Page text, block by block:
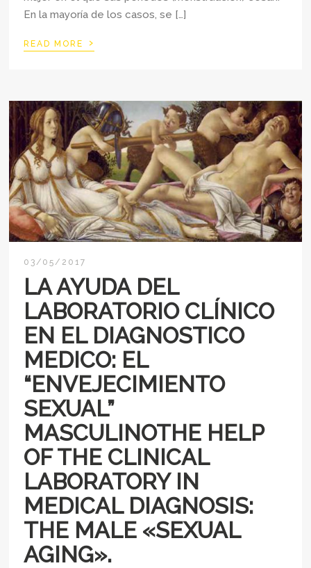
En la mayoría de los casos, se […]
READ MORE ›
03/05/2017
LA AYUDA DEL
LABORATORIO CLÍNICO
EN EL DIAGNOSTICO
MEDICO: EL
“ENVEJECIMIENTO
SEXUAL”
MASCULINOTHE HELP
OF THE CLINICAL
LABORATORY IN
MEDICAL DIAGNOSIS:
THE MALE «SEXUAL
AGING».